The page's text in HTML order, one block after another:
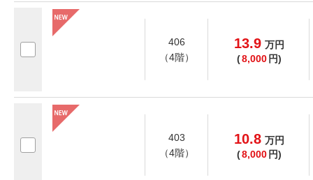
406
（4階）
13.9 万円
(8,000 円)
403
（4階）
10.8 万円
(8,000 円)